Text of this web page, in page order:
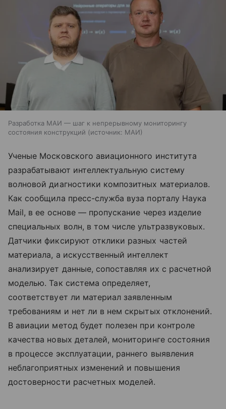
Разработка МАИ — шаг к непрерывному мониторингу
состояния конструкций
источник: МАИ
Ученые Московского авиационного института
разрабатывают интеллектуальную систему
волновой диагностики композитных материалов.
Как сообщила пресс-служба вуза порталу Наука
Mail, в ее основе — пропускание через изделие
специальных волн, в том числе ультразвуковых.
Датчики фиксируют отклики разных частей
материала, а искусственный интеллект
анализирует данные, сопоставляя их с расчетной
моделью. Так система определяет,
соответствует ли материал заявленным
требованиям и нет ли в нем скрытых отклонений.
В авиации метод будет полезен при контроле
качества новых деталей, мониторинге состояния
в процессе эксплуатации, раннего выявления
неблагоприятных изменений и повышения
достоверности расчетных моделей.